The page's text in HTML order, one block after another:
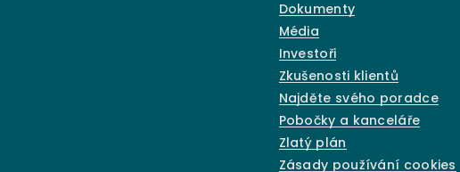
Dokumenty
Média
Investoři
Zkušenosti klientů
Najděte svého poradce
Pobočky a kanceláře
Zlatý plán
Zásady používání cookies